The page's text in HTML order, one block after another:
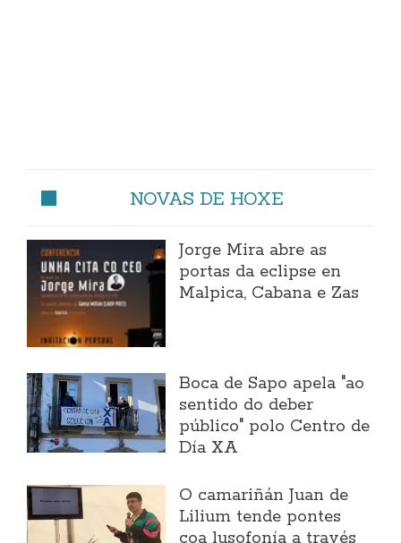
NOVAS DE HOXE
Jorge Mira abre as
portas da eclipse en
Malpica, Cabana e Zas
Boca de Sapo apela "ao
sentido do deber
público" polo Centro de
Día XA
O camariñán Juan de
Lilium tende pontes
coa lusofonía a través